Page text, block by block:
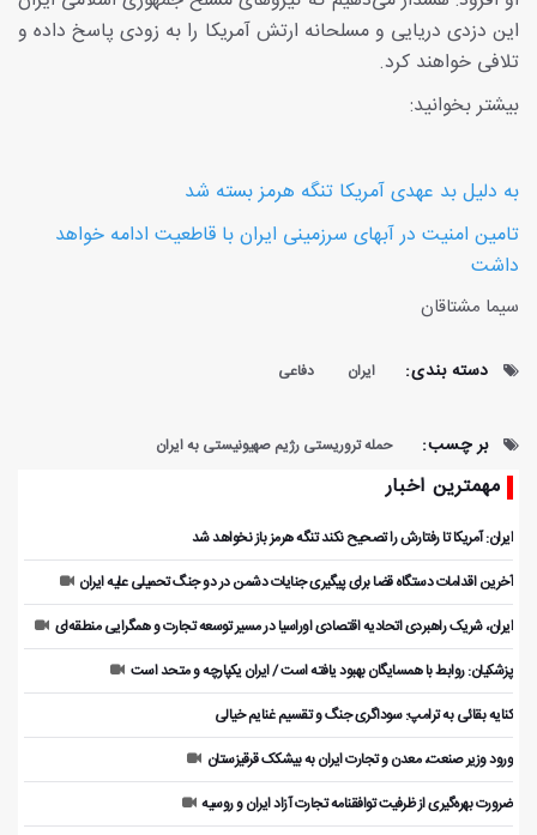
این دزدی دریایی و مسلحانه ارتش آمریکا را به زودی پاسخ داده و
تلافی خواهند کرد.
بیشتر بخوانید:
به دلیل بد عهدی آمريکا تنگه هرمز بسته شد
تامین امنیت در آبهای سرزمینی ایران با قاطعیت ادامه خواهد
داشت
سیما مشتاقان
دسته بندی: ایران دفاعی
بر چسب: حمله تروریستی رژیم صهیونیستی به ایران
مهمترین اخبار
ایران: آمریکا تا رفتارش را تصحیح نکند تنگه هرمز باز نخواهد شد
آخرین اقدامات دستگاه قضا برای پیگیری جنایات دشمن در دو جنگ تحمیلی علیه ایران
ایران، شریک راهبردی اتحادیه اقتصادی اوراسیا در مسیر توسعه تجارت و همگرایی منطقه‌ای
پزشکیان: روابط با همسایگان بهبود یافته است / ایران یکپارچه و متحد است
کنایه بقائی به ترامپ: سوداگری جنگ و تقسیم غنایم خیالی
ورود وزیر صنعت، معدن و تجارت ایران به بیشکک قرقیزستان
ضرورت بهره‌گیری از ظرفیت توافقنامه تجارت آزاد ایران و روسیه